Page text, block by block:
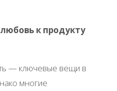
к продукту
— ключевые вещи в
многие